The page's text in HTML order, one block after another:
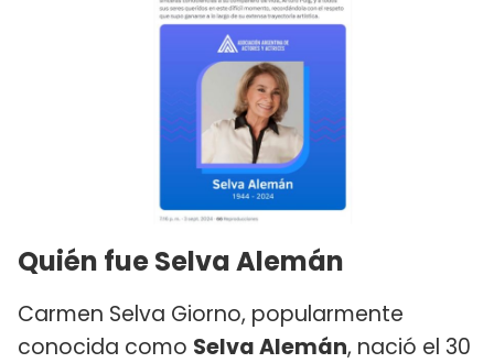
Quién fue Selva Alemán
Carmen Selva Giorno, popularmente
conocida como Selva Alemán, nació el 30